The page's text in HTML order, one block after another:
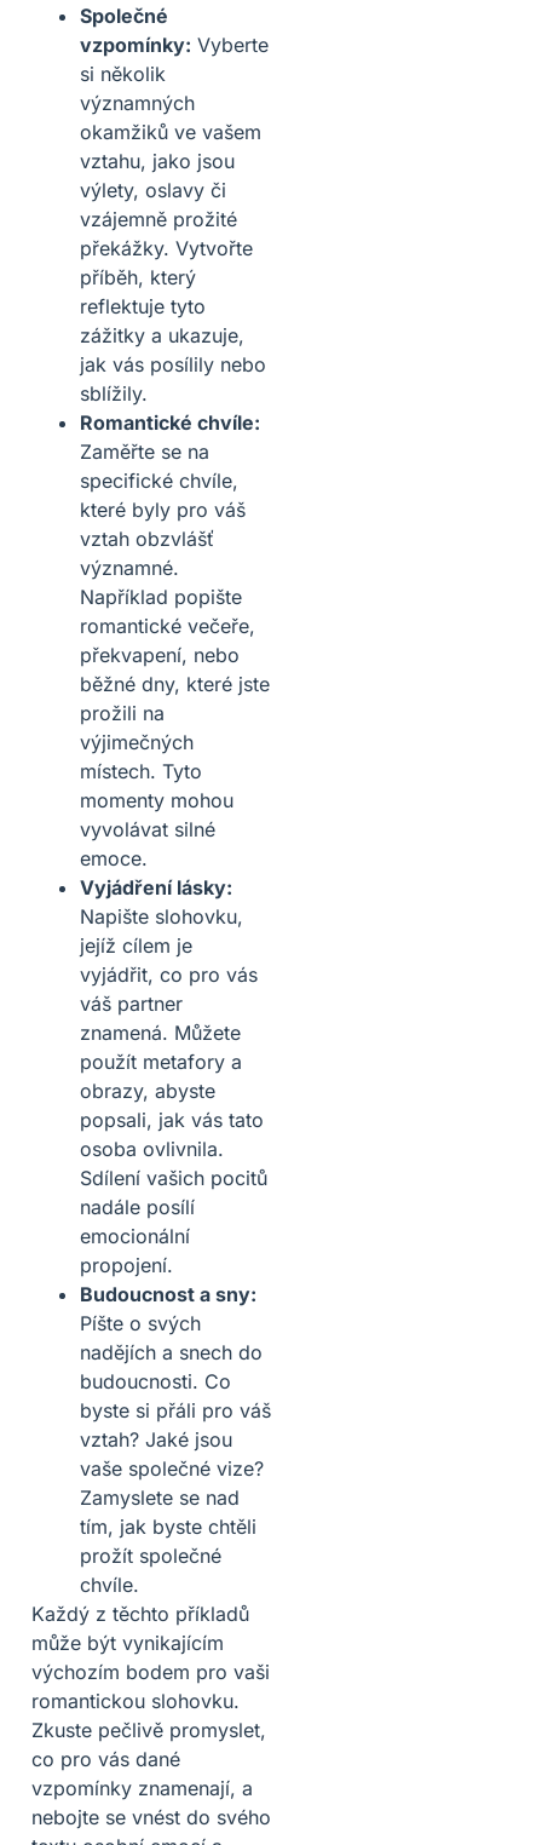
Společné
vzpomínky: Vyberte
si několik
významných
okamžiků ve vašem
vztahu, jako jsou
výlety, oslavy či
vzájemně prožité
překážky. Vytvořte
příběh, který
reflektuje tyto
zážitky a ukazuje,
jak vás posílily nebo
sblížily.
Romantické chvíle:
Zaměřte se na
specifické chvíle,
které byly pro váš
vztah obzvlášť
významné.
Například popište
romantické večeře,
překvapení, nebo
běžné dny, které jste
prožili na
výjimečných
místech. Tyto
momenty mohou
vyvolávat silné
emoce.
Vyjádření lásky:
Napište slohovku,
jejíž cílem je
vyjádřit, co pro vás
váš partner
znamená. Můžete
použít metafory a
obrazy, abyste
popsali, jak vás tato
osoba ovlivnila.
Sdílení vašich pocitů
nadále posílí
emocionální
propojení.
Budoucnost a sny:
Píšte o svých
nadějích a snech do
budoucnosti. Co
byste si přáli pro váš
vztah? Jaké jsou
vaše společné vize?
Zamyslete se nad
tím, jak byste chtěli
prožít společné
chvíle.
Každý z těchto příkladů
může být vynikajícím
výchozím bodem pro vaši
romantickou slohovku.
Zkuste pečlivě promyslet,
co pro vás dané
vzpomínky znamenají, a
nebojte se vnést do svého